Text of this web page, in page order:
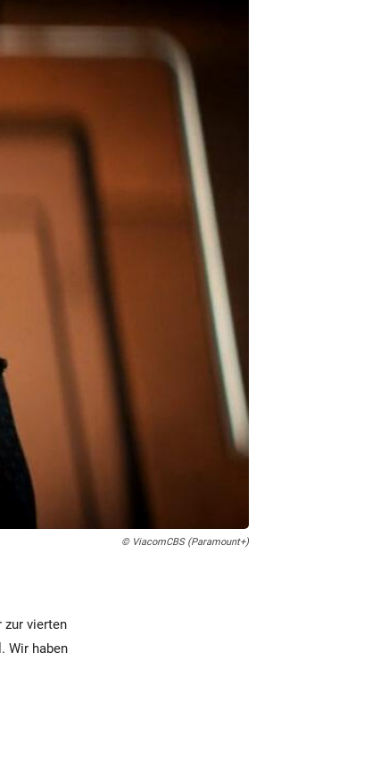
© ViacomCBS (Paramount+)
zur vierten
Wir haben